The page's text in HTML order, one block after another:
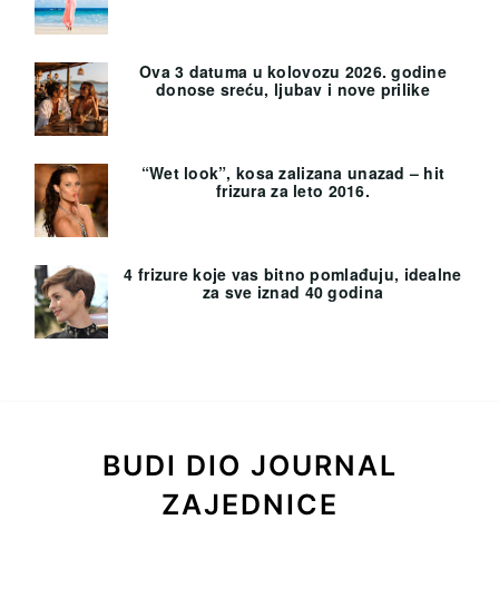
Ova 3 datuma u kolovozu 2026. godine
donose sreću, ljubav i nove prilike
“Wet look”, kosa zalizana unazad – hit
frizura za leto 2016.
4 frizure koje vas bitno pomlađuju, idealne
za sve iznad 40 godina
BUDI DIO JOURNAL
ZAJEDNICE